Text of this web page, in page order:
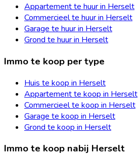
Appartement te huur in Herselt
Commercieel te huur in Herselt
Garage te huur in Herselt
Grond te huur in Herselt
Immo te koop per type
Huis te koop in Herselt
Appartement te koop in Herselt
Commercieel te koop in Herselt
Garage te koop in Herselt
Grond te koop in Herselt
Immo te koop nabij Herselt